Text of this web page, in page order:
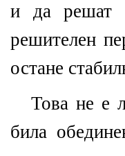
и да решат
решителен
остане
Това не е
била